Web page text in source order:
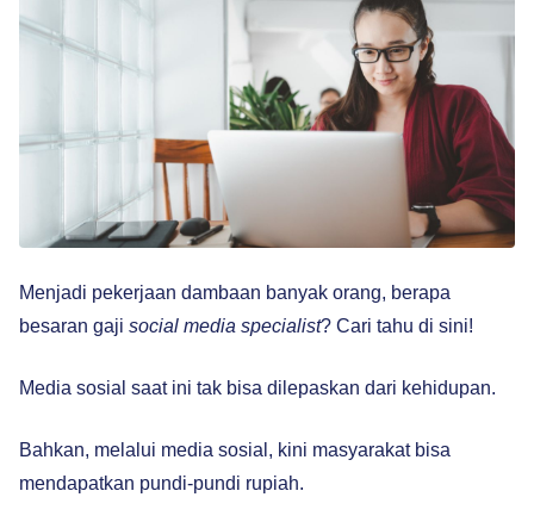
Menjadi pekerjaan dambaan banyak orang, berapa
besaran gaji social media specialist? Cari tahu di sini!
Media sosial saat ini tak bisa dilepaskan dari kehidupan.
Bahkan, melalui media sosial, kini masyarakat bisa
mendapatkan pundi-pundi rupiah.